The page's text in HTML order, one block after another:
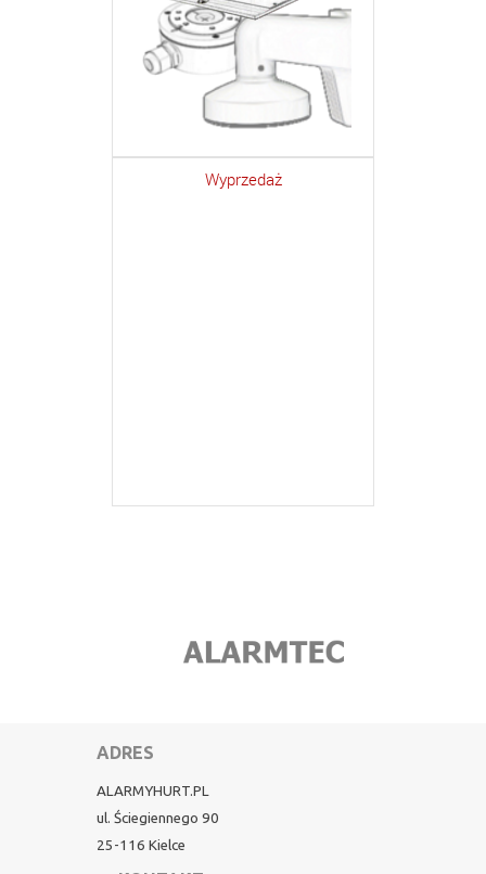
Wyprzedaż
ADRES
ALARMYHURT.PL
ul. Ściegiennego 90
25-116 Kielce